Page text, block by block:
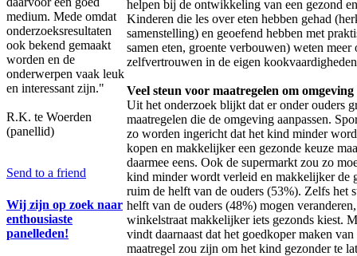
medium. Mede omdat
onderzoeksresultaten
ook bekend gemaakt
worden en de
onderwerpen vaak leuk
en interessant zijn."
R.K. te Woerden
(panellid)
Send to a friend
Wij zijn op zoek naar
enthousiaste
panelleden!
helpen bij de ontwikkeling van een gezond
Kinderen die les over eten hebben gehad
samenstelling) en geoefend hebben met
samen eten, groente verbouwen) weten meer
zelfvertrouwen in de eigen
Veel steun voor maatregelen om
Uit het onderzoek blijkt dat er onder ouders
maatregelen die de omgeving aanpassen.
zo worden ingericht dat het kind minder
kopen en makkelijker een gezonde keuze
daarmee eens. Ook de supermarkt zou zo
kind minder wordt verleid en makkelijker de
ruim de helft van de ouders (53%). Zelfs het
helft van de ouders (48%) mogen
winkelstraat makkelijker iets gezonds kiest.
vindt daarnaast dat het goedkoper maken
maatregel zou zijn om het kind gezonder te